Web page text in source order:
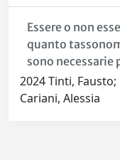
Essere o non
quanto
sono necessarie
2024 Tinti,
Cariani, Alessia